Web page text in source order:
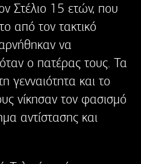
Στέλιο 15 ετών, που
από τον τακτικό
να
ο πατέρας τους. Τα
γενναιότητα και το
νίκησαν τον φασισμό
αντίστασης και